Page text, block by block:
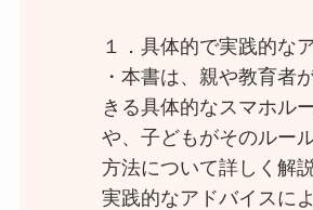
１．具体的で実践的な
・本書は、親や教育者
きる具体的なスマホル
や、子どもがそのルー
方法について詳しく解
実践的なアドバイスに